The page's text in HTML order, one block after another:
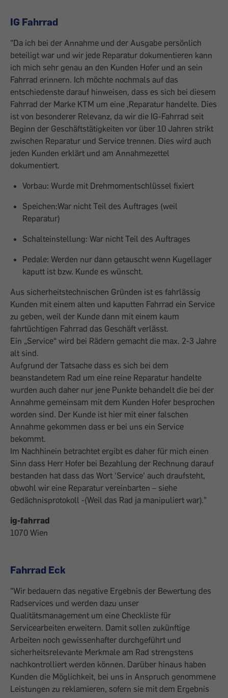
IG Fahrrad
"Da ich bei der Annahme und der Ausgabe persönlich
beteiligt war und wir jede Reparatur dokumentieren kann
ich mich sehr genau an den Kunden Hofer und an sein
Fahrrad erinnern. Ich möchte nochmals auf das
entschiedenste darauf hinweisen, dass es sich bei diesem
Fahrrad der Marke KTM um eine ‚Reparatur handelte. Dies
ist von besonderer Relevanz, da wir die IG-Fahrrad seit
Beginn der Geschäftstätigkeiten vor über 10 Jahren strikt
zwischen Reparatur und Service trennen. Dies wird auch
jeden Kunden erklärt und am Annahmezettel
dokumentiert.
Vorbau: Wurde mit Drehmomentschlüssel fixiert
Speichen:War nicht Teil des Auftrages (weil
Reparatur)
Schalteinstellung: War nicht Teil des Auftrages
Pedale: Werden nur dann getauscht wenn Kugellager
kaputt ist bzw. Kunde es wünscht.
Aus sicherheitstechnischen Gründen ist es fahrlässig
Kunden mit einem alten und kaputten Fahrrad ein Service
zu geben, weil der Kunde dann mit einem kaum
fahrtüchtigen Fahrrad das Geschäft verlässt.
Ein „Service“ wird bei Rädern gemacht die max. 2-3 Jahre
alt sind.
Aufgrund der Tatsache dass es sich bei dem
beanstandetem Rad um eine reine Reparatur handelte
wurden auch daher nur jene Punkte behandelt die bei der
Annahme gemeinsam mit dem Kunden Hofer besprochen
worden sind. Der Kunde ist hier mit einer falschen
Annahme gekommen dass er bei uns ein Service
bekommt.
Im Nachhinein betrachtet ergibt es daher für mich einen
Sinn dass Herr Hofer bei Bezahlung der Rechnung darauf
bestanden hat dass das Wort 'Service' auch draufsteht,
obwohl wir eine Reparatur vereinbarten – siehe
Gedächnisprotokoll -(Weil das Rad ja manipuliert war)."
ig-fahrrad
1070 Wien
Fahrrad Eck
"Wir bedauern das negative Ergebnis der Bewertung des
Radservices und werden dazu unser
Qualitätsmanagement um eine Checkliste für
Servicearbeiten erweitern. Damit sollen zukünftige
Arbeiten noch gewissenhafter durchgeführt und
sicherheitsrelevante Merkmale am Rad strengstens
nachkontrolliert werden können. Darüber hinaus haben
Kunden die Möglichkeit, bei uns in Anspruch genommene
Leistungen zu reklamieren, sofern sie mit dem Ergebnis